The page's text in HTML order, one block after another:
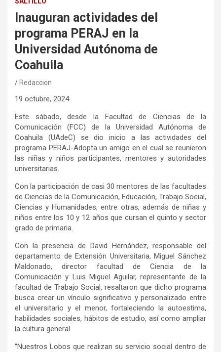
Inauguran actividades del
programa PERAJ en la
Universidad Autónoma de
Coahuila
Redaccion
19 octubre, 2024
Este sábado, desde la Facultad de Ciencias de la
Comunicación (FCC) de la Universidad Autónoma de
Coahuila (UAdeC) se dio inicio a las actividades del
programa PERAJ-Adopta un amigo en el cual se reunieron
las niñas y niños participantes, mentores y autoridades
universitarias.
Con la participación de casi 30 mentores de las facultades
de Ciencias de la Comunicación, Educación, Trabajo Social,
Ciencias y Humanidades, entre otras, además de niñas y
niños entre los 10 y 12 años que cursan el quinto y sector
grado de primaria.
Con la presencia de David Hernández, responsable del
departamento de Extensión Universitaria, Miguel Sánchez
Maldonado, director facultad de Ciencia de la
Comunicación y Luis Miguel Aguilar, representante de la
facultad de Trabajo Social, resaltaron que dicho programa
busca crear un vínculo significativo y personalizado entre
el universitario y el menor, fortaleciendo la autoestima,
habilidades sociales, hábitos de estudio, así como ampliar
la cultura general.
“Nuestros Lobos que realizan su servicio social dentro de